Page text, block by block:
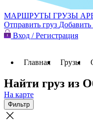
МАРШРУТЫ ГРУЗЫ
Отправить груз
Вход / Регистрация
Главная Грузы
Найти груз из
На карте
Фильтр